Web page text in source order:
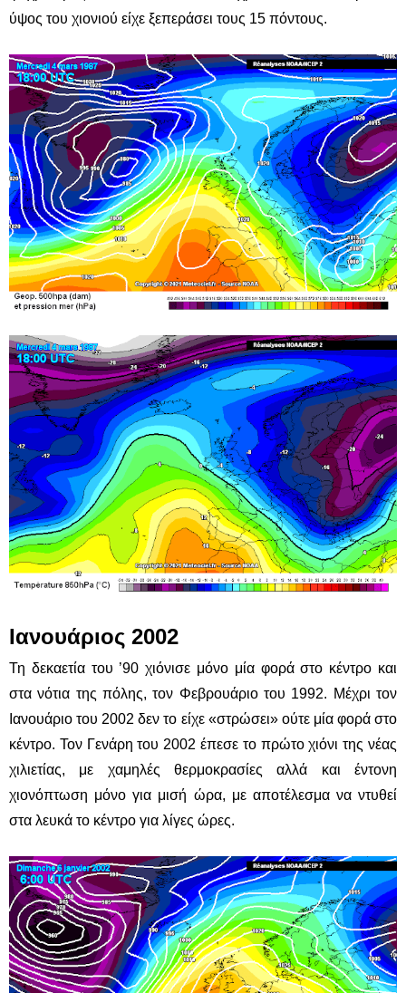
ύψος του χιονιού είχε ξεπεράσει τους 15 πόντους.
Ιανουάριος 2002
Τη δεκαετία του ’90 χιόνισε μόνο μία φορά στο κέντρο και
στα νότια της πόλης, τον Φεβρουάριο του 1992. Μέχρι τον
Ιανουάριο του 2002 δεν το είχε «στρώσει» ούτε μία φορά στο
κέντρο. Τον Γενάρη του 2002 έπεσε το πρώτο χιόνι της νέας
χιλιετίας, με χαμηλές θερμοκρασίες αλλά και έντονη
χιονόπτωση μόνο για μισή ώρα, με αποτέλεσμα να ντυθεί
στα λευκά το κέντρο για λίγες ώρες.